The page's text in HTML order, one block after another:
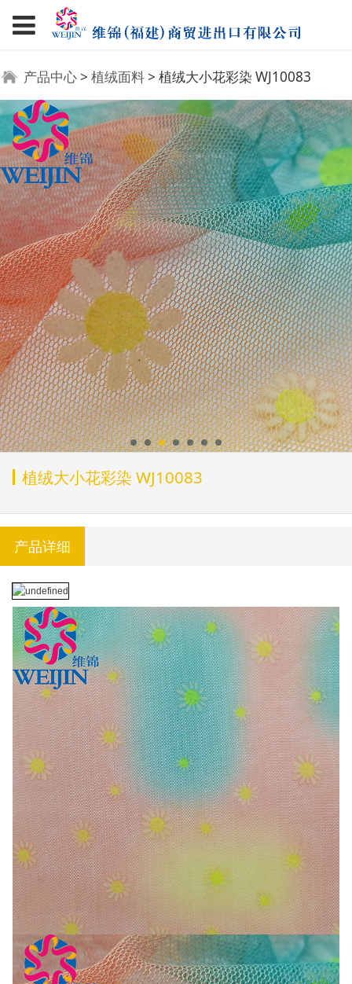
植绒大小花彩染
WJ10083
产品中心> 植绒面料> 植绒大小花彩染 WJ10083
植绒大小花彩染 WJ10083
产品详细